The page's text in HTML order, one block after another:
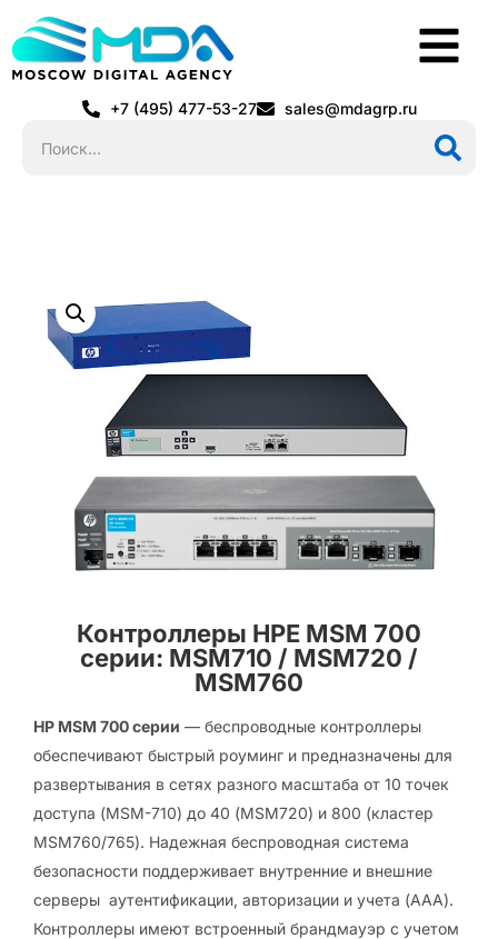
+7 (495) 477-53-27 sales@mdagrp.ru
Контроллеры HPE MSM 700
серии: MSM710 / MSM720 /
MSM760
HP MSM 700 серии — беспроводные контроллеры
обеспечивают быстрый роуминг и предназначены для
развертывания в сетях разного масштаба от 10 точек
доступа (MSM-710) до 40 (MSM720) и 800 (кластер
MSM760/765). Надежная беспроводная система
безопасности поддерживает внутренние и внешние
серверы аутентификации, авторизации и учета (AAA).
Контроллеры имеют встроенный брандмауэр с учетом